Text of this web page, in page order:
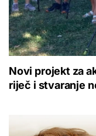
Novi projekt za
riječ i stvaranje